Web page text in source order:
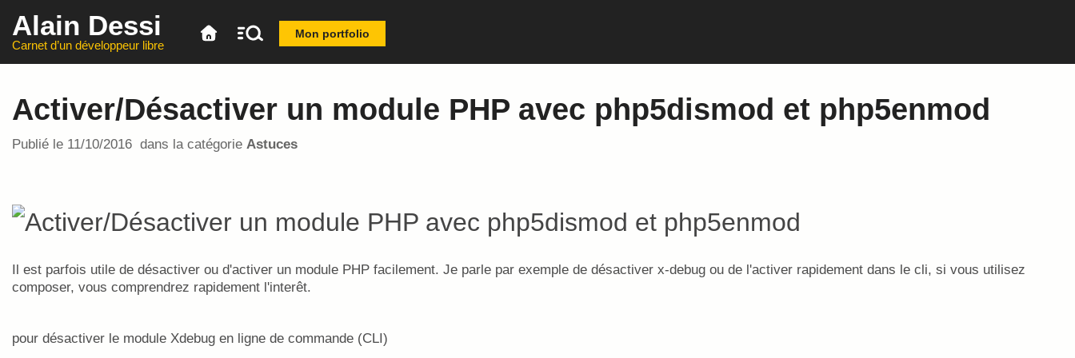
Alain Dessi
Carnet d’un développeur libre
Mon portfolio
Activer/Désactiver un module PHP avec php5dismod et php5enmod
Publié le 11/10/2016 dans la catégorie Astuces
Il est parfois utile de désactiver ou d'activer un module PHP facilement. Je parle par exemple de désactiver x-debug ou de l'activer rapidement dans le cli, si vous utilisez
composer, vous comprendrez rapidement l'interêt.
pour désactiver le module Xdebug en ligne de commande (CLI)